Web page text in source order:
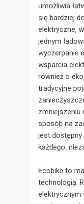
umożliwia
się bardziej
elektryczne,
jednym
wyczerpanie
wsparcia
również o
tradycyjne
zmniejszeniu
sposób na
jest dostępny
każdego,
Ecobike to
technologią.
elektrycznym